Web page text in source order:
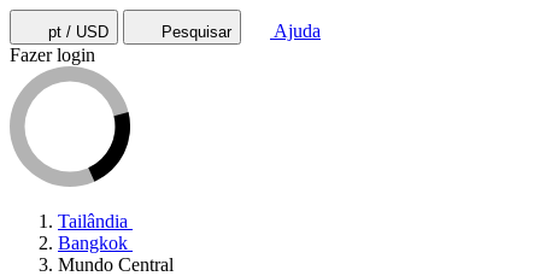
pt / USD Pesquisar
Ajuda
Fazer login
Tailândia
Bangkok
Mundo Central